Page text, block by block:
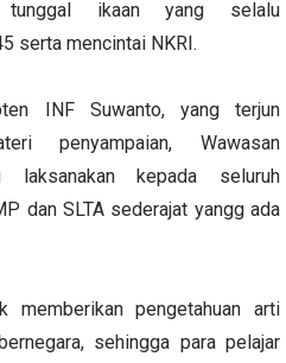
tunggal ikaan yang selalu
serta mencintai NKRI.
INF Suwanto, yang terjun
penyampaian, Wawasan
kepada seluruh
dan SLTA sederajat yangg ada
memberikan pengetahuan arti
sehingga para pelajar